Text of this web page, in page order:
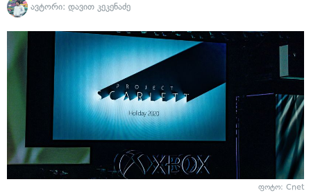
ავტორი: დავით კეკენაძე
ფოტო: Cnet